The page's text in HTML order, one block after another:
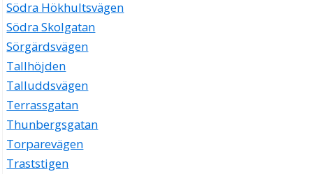
Södra Hökhultsvägen
Södra Skolgatan
Sörgärdsvägen
Tallhöjden
Talluddsvägen
Terrassgatan
Thunbergsgatan
Torparevägen
Traststigen